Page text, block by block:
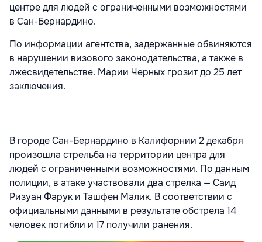
центре для людей с ограниченными возможностями
в Сан-Бернардино.
По информации агентства, задержанные обвиняются
в нарушении визового законодательства, а также в
лжесвидетельстве. Марии Черных грозит до 25 лет
заключения.
В городе Сан-Бернардино в Калифорнии 2 декабря
произошла стрельба на территории центра для
людей с ограниченными возможностями. По данным
полиции, в атаке участвовали два стрелка — Саид
Ризуан Фарук и Ташфен Малик. В соответствии с
официальными данными в результате обстрела 14
человек погибли и 17 получили ранения.